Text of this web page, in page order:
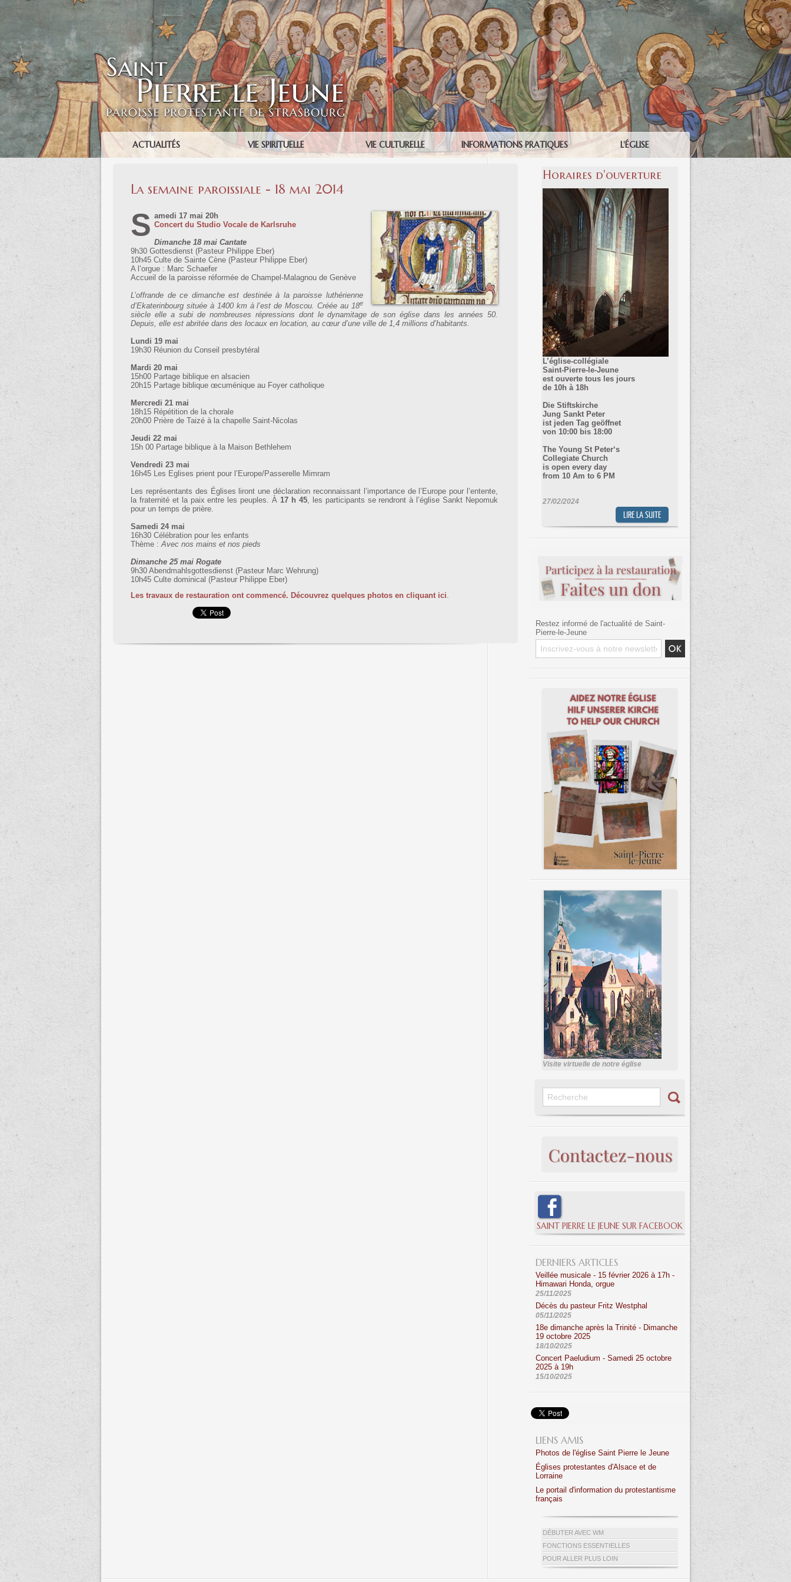
ACTUALITÉS VIE SPIRITUELLE VIE CULTURELLE INFORMATIONS PRATIQUES L'ÉGLISE
La semaine paroissiale - 18 mai 2014
S amedi 17 mai 20h
Concert du Studio Vocale de Karlsruhe
Dimanche 18 mai Cantate
9h30 Gottesdienst (Pasteur Philippe Eber)
10h45 Culte de Sainte Cène (Pasteur Philippe Eber)
A l’orgue : Marc Schaefer
Accueil de la paroisse réformée de Champel-Malagnou de Genève
L’offrande de ce dimanche est destinée à la paroisse luthérienne
d’Ekaterinbourg située à 1400 km à l’est de Moscou. Créée au 18e
siècle elle a subi de nombreuses répressions dont le dynamitage de son église dans les années 50.
Depuis, elle est abritée dans des locaux en location, au cœur d’une ville de 1,4 millions d’habitants.
Lundi 19 mai
19h30 Réunion du Conseil presbytéral
Mardi 20 mai
15h00 Partage biblique en alsacien
20h15 Partage biblique œcuménique au Foyer catholique
Mercredi 21 mai
18h15 Répétition de la chorale
20h00 Prière de Taizé à la chapelle Saint-Nicolas
Jeudi 22 mai
15h 00 Partage biblique à la Maison Bethlehem
Vendredi 23 mai
16h45 Les Eglises prient pour l’Europe/Passerelle Mimram
Les représentants des Églises liront une déclaration reconnaissant l’importance de l’Europe pour l’entente,
la fraternité et la paix entre les peuples. À17 h 45, les participants se rendront à l’église Sankt Nepomuk
pour un temps de prière.
Samedi 24 mai
16h30 Célébration pour les enfants
Thème :Avec nos mains et nos pieds
Dimanche 25 mai Rogate
9h30 Abendmahlsgottesdienst (Pasteur Marc Wehrung)
10h45 Culte dominical (Pasteur Philippe Eber)
Les travaux de restauration ont commencé. Découvrez quelques photos en cliquant ici.
Horaires d'ouverture
L’église-collégiale
Saint-Pierre-le-Jeune
est ouverte tous les jours
de 10h à 18h
Die Stiftskirche
Jung Sankt Peter
ist jeden Tag geöffnet
von 10:00 bis 18:00
The Young St Peter‘s
Collegiate Church
is open every day
from 10 Am to 6 PM
27/02/2024
Restez informé de l'actualité de Saint-
Pierre-le-Jeune
Visite virtuelle de notre église
SAINT PIERRE LE JEUNE SUR FACEBOOK
DERNIERS ARTICLES
Veillée musicale - 15 février 2026 à 17h -
Himawari Honda, orgue
25/11/2025
Décès du pasteur Fritz Westphal
05/11/2025
18e dimanche après la Trinité - Dimanche
19 octobre 2025
18/10/2025
Concert Paeludium - Samedi 25 octobre
2025 à 19h
15/10/2025
LIENS AMIS
Photos de l'église Saint Pierre le Jeune
Églises protestantes d'Alsace et de
Lorraine
Le portail d'information du protestantisme
français
DÉBUTER AVEC WM
FONCTIONS ESSENTIELLES
POUR ALLER PLUS LOIN